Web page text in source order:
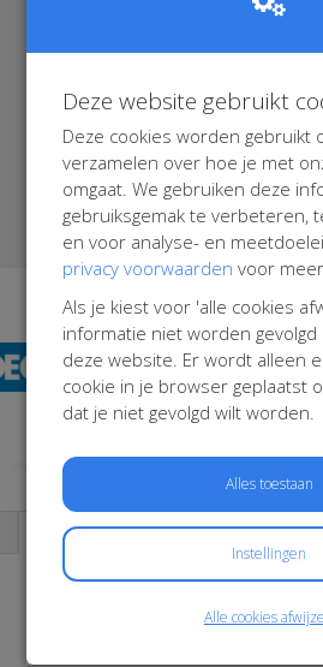
Le azzurre go
TOP DEELNEMERS
€ 420
Freek Dierkes
Deze website gebruikt
Deze cookies worden gebruikt
verzamelen over hoe je met
omgaat. We gebruiken deze
gebruiksgemak te verbeteren,
en voor analyse- en
privacy voorwaarden voor
Als je kiest voor 'alle cookies
informatie niet worden gevolgd
deze website. Er wordt alleen
cookie in je browser geplaatst
dat je niet gevolgd wilt worden.
Alles toestaan
Instellingen
Alle cookies